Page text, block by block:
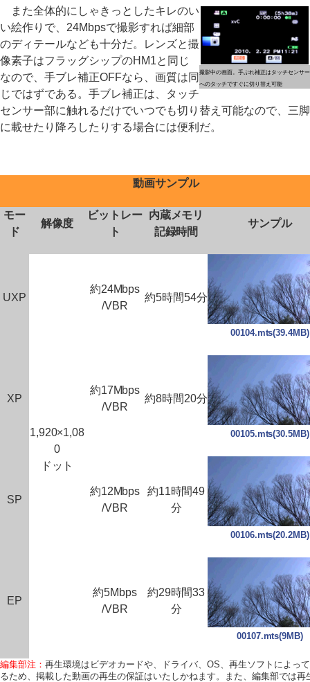
撮影中の画面。手ぶれ補正はタッチセンサー
へのタッチですぐに切り替え可能
また全体的にしゃきっとしたキレのい
い絵作りで、24Mbpsで撮影すれば細部
のディテールなども十分だ。レンズと撮
像素子はフラッグシップのHM1と同じ
なので、手ブレ補正OFFなら、画質は同
じではずである。手ブレ補正は、タッチ
センサー部に触れるだけでいつでも切り替え可能なので、三脚
に載せたり降ろしたりする場合には便利だ。
動画サンプル
モー
ド
解像度
ビットレー
ト
内蔵メモリ
記録時間
サンプル
UXP
1,920×1,08
0
ドット
約24Mbps
/VBR
約5時間54分
00104.mts(39.4MB)
XP
約17Mbps
/VBR
約8時間20分
00105.mts(30.5MB)
SP
約12Mbps
/VBR
約11時間49
分
00106.mts(20.2MB)
EP
約5Mbps
/VBR
約29時間33
分
00107.mts(9MB)
編集部注： 再生環境はビデオカードや、ドライバ、OS、再生ソフトによっ
るため、掲載した動画の再生の保証はいたしかねます。また、編集部では再